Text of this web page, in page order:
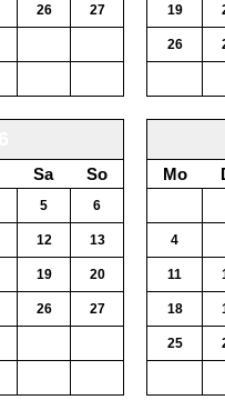
26 27 19
26
Sa So
5 6
12 13
19 20
26 27
Mo
4
11
18
25